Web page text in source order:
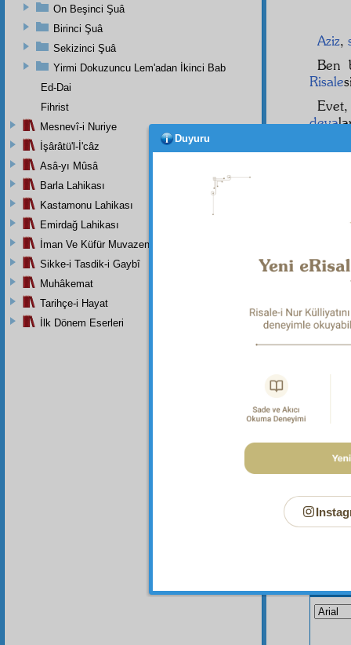
Aziz,
Ben
Risale
deva
fikren
Dipnot-1
On Beşinci Şuâ
Birinci Şuâ
Sekizinci Şuâ
Yirmi Dokuzuncu Lem'adan İkinci Bab
Ed-Dai
Fihrist
Mesnevî-i Nuriye
İşârâtü'l-İ'câz
Asâ-yı Mûsâ
Barla Lahikası
Kastamonu Lahikası
Emirdağ Lahikası
İman Ve Küfür Muvazeneleri
Sikke-i Tasdik-i Gaybî
Muhâkemat
Tarihçe-i Hayat
İlk Dönem Eserleri
Duyuru